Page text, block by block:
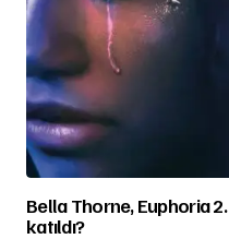
Bella Thorne, Euphoria
katıldı?